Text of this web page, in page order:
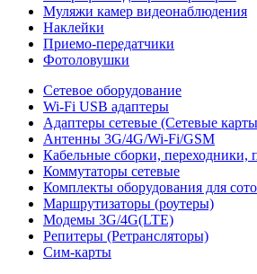
Муляжи камер видеонаблюдения
Наклейки
Приемо-передатчики
Фотоловушки
Сетевое оборудование
Wi-Fi USB адаптеры
Адаптеры сетевые (Сетевые
Антенны 3G/4G/Wi-Fi/GSM
Кабельные сборки, переходники,
Коммутаторы сетевые
Комплекты оборудования для
Маршрутизаторы (роутеры)
Модемы 3G/4G(LTE)
Репитеры (Ретрансляторы)
Сим-карты